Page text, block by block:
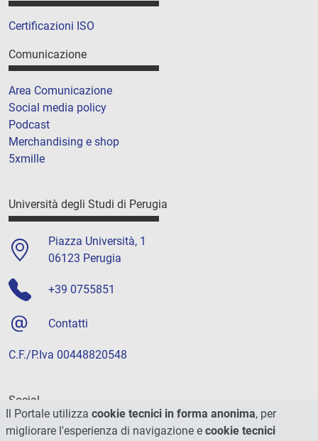
Certificazioni ISO
Comunicazione
Area Comunicazione
Social media policy
Podcast
Merchandising e shop
5xmille
Università degli Studi di Perugia
Piazza Università, 1
06123 Perugia
+39 0755851
Contatti
C.F./P.Iva 00448820548
Social
Il Portale utilizza cookie tecnici in forma anonima, per
migliorare l'esperienza di navigazione e cookie tecnici